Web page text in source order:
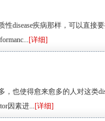
disease疾病那样，可以直接
[详细]
也使得愈来愈多的人对这类
因素进...[详细]